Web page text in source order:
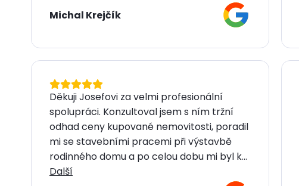
Michal Krejčík
Děkuji Josefovi za velmi profesionální
spolupráci. Konzultoval jsem s ním tržní
odhad ceny kupované nemovitosti, poradil
mi se stavebními pracemi při výstavbě
rodinného domu a po celou dobu mi byl k...
Další